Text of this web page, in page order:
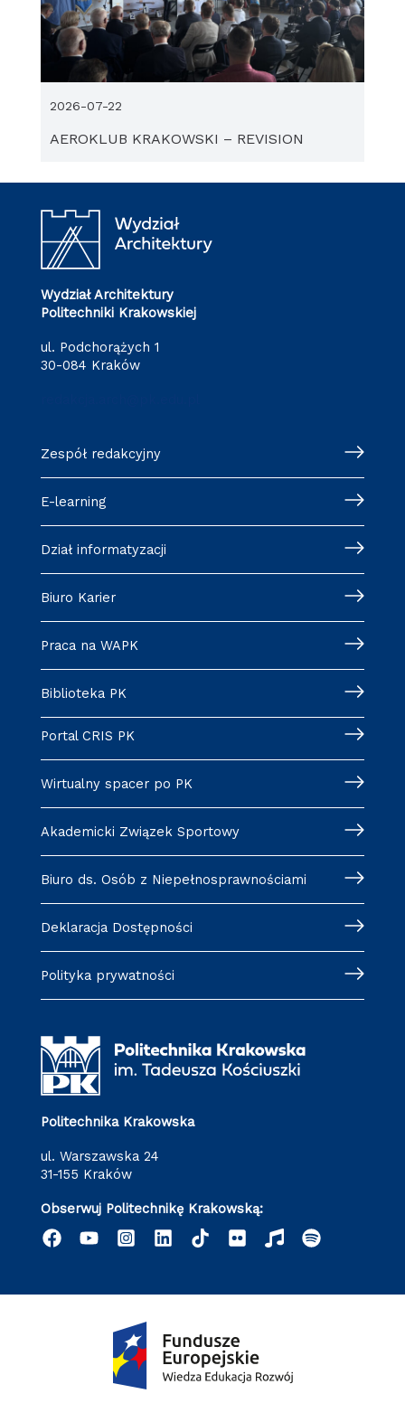
AEROKLUB KRAKOWSKI – REVISION
2026-07-22
Wydział Architektury
Politechniki Krakowskiej
ul. Podchorążych 1
30-084 Kraków
Zespół redakcyjny
E-learning
Dział informatyzacji
Biuro Karier
Praca na WAPK
Biblioteka PK
Portal CRIS PK
Wirtualny spacer po PK
Akademicki Związek Sportowy
Biuro ds. Osób z Niepełnosprawnościami
Deklaracja Dostępności
Polityka prywatności
Politechnika Krakowska
ul. Warszawska 24
31-155 Kraków
Obserwuj Politechnikę Krakowską: